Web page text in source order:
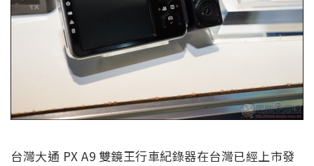
台灣大通 PX A9 雙鏡王行車紀錄器在台灣已經上市發